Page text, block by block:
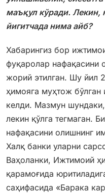
маъқул кўради. Лекин,
йигитчада нима айб?
Хабарингиз бор
фуқаролар нафақасини
жорий этилган. Шу йил
ҳимояга муҳтож
келди. Мазмун
лекин қўлга тегмаган.
нафақасини олишнинг
Халқ банки уларни
Ваҳоланки, Ижтимоий
қарамоғида
саҳифасида «Барака